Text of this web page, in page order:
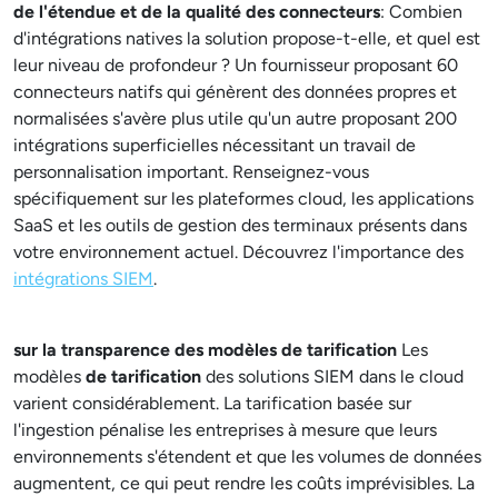
de l'étendue et de la qualité des connecteurs: Combien
d'intégrations natives la solution propose-t-elle, et quel est
leur niveau de profondeur ? Un fournisseur proposant 60
connecteurs natifs qui génèrent des données propres et
normalisées s'avère plus utile qu'un autre proposant 200
intégrations superficielles nécessitant un travail de
personnalisation important. Renseignez-vous
spécifiquement sur les plateformes cloud, les applications
SaaS et les outils de gestion des terminaux présents dans
votre environnement actuel. Découvrez l'importance des
intégrations SIEM.
sur la transparence des modèles de tarification Les
modèles de tarification des solutions SIEM dans le cloud
varient considérablement. La tarification basée sur
l'ingestion pénalise les entreprises à mesure que leurs
environnements s'étendent et que les volumes de données
augmentent, ce qui peut rendre les coûts imprévisibles. La